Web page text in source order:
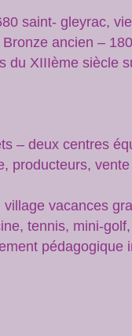
saint- gleyrac,
ancien –
du XIIIème
– deux centres
producteurs,
vacances
tennis, mini-